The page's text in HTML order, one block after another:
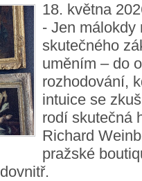
18. května
- Jen málokdy
skutečného
uměním – do
rozhodování,
intuice se
rodí skutečná
Richard
pražské